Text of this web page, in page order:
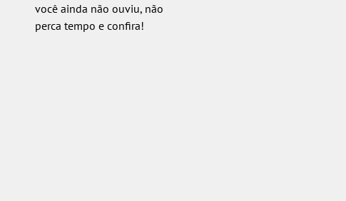
você ainda não ouviu, não
perca tempo e confira!